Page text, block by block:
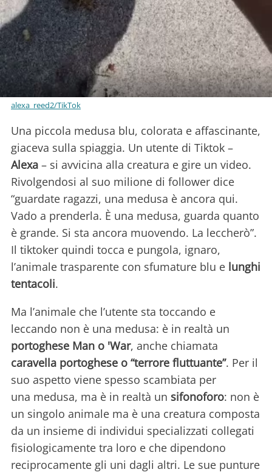
alexa_reed2/TikTok
Una piccola medusa blu, colorata e affascinante,
giaceva sulla spiaggia. Un utente di Tiktok –
Alexa – si avvicina alla creatura e gire un video.
Rivolgendosi al suo milione di follower dice
“guardate ragazzi, una medusa è ancora qui.
Vado a prenderla. È una medusa, guarda quanto
è grande. Si sta ancora muovendo. La leccherò”.
Il tiktoker quindi tocca e pungola, ignaro,
l’animale trasparente con sfumature blu e lunghi
tentacoli.
Ma l’animale che l’utente sta toccando e
leccando non è una medusa: è in realtà un
portoghese Man o 'War, anche chiamata
caravella portoghese o “terrore fluttuante”. Per il
suo aspetto viene spesso scambiata per
una medusa, ma è in realtà un sifonoforo: non è
un singolo animale ma è una creatura composta
da un insieme di individui specializzati collegati
fisiologicamente tra loro e che dipendono
reciprocamente gli uni dagli altri. Le sue punture